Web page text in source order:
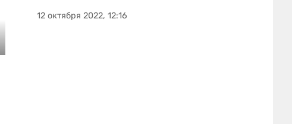
12 октября 2022, 12:16